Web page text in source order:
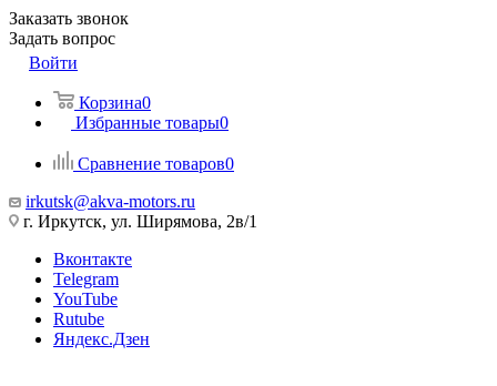
Заказать звонок
Задать вопрос
Войти
Корзина0
Избранные товары0
Сравнение товаров0
irkutsk@akva-motors.ru
г. Иркутск, ул. Ширямова, 2в/1
Вконтакте
Telegram
YouTube
Rutube
Яндекс.Дзен